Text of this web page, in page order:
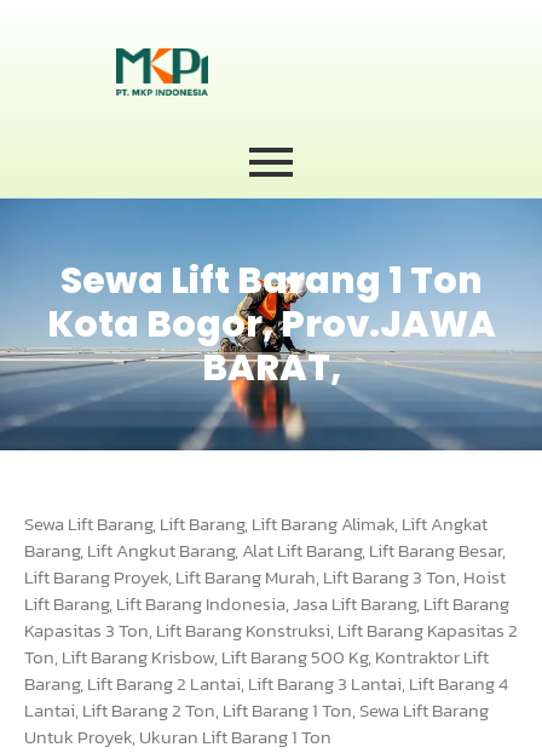
Sewa Lift Barang 1 Ton
Kota Bogor, Prov.JAWA
BARAT,
Sewa Lift Barang, Lift Barang, Lift Barang Alimak, Lift Angkat
Barang, Lift Angkut Barang, Alat Lift Barang, Lift Barang Besar,
Lift Barang Proyek, Lift Barang Murah, Lift Barang 3 Ton, Hoist
Lift Barang, Lift Barang Indonesia, Jasa Lift Barang, Lift Barang
Kapasitas 3 Ton, Lift Barang Konstruksi, Lift Barang Kapasitas 2
Ton, Lift Barang Krisbow, Lift Barang 500 Kg, Kontraktor Lift
Barang, Lift Barang 2 Lantai, Lift Barang 3 Lantai, Lift Barang 4
Lantai, Lift Barang 2 Ton, Lift Barang 1 Ton, Sewa Lift Barang
Untuk Proyek, Ukuran Lift Barang 1 Ton